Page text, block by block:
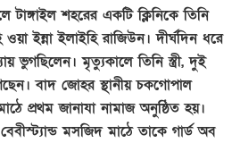
টাঙ্গাইল শহরের একটি ক্লিনিকে তিনি
ওয়া ইন্না ইলাইহি রাজিউন। দীর্ঘদিন ধরে
ভুগছিলেন। মৃত্যুকালে তিনি স্ত্রী, দুই
বাদ জোহর স্থানীয় চকগোপাল
প্রথম জানাযা নামাজ অনুষ্ঠিত হয়।
মসজিদ মাঠে তাকে গার্ড অব